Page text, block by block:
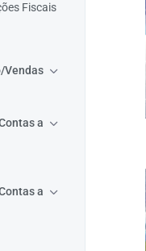
Fiscais
Vendas
a
a